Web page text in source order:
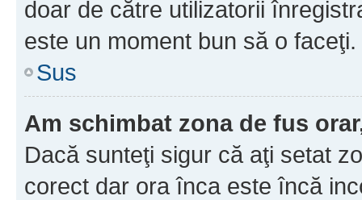
doar de către utilizatorii
este un moment bun să o faceţi.
Sus
Am schimbat zona de fus
Dacă sunteţi sigur că aţi setat
corect dar ora înca este încă